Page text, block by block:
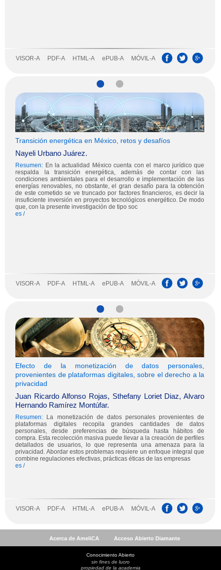
Acerca de AmeliCA Acceso Abierto Diamante
Conocimiento Abierto
sin fines de lucro
propiedad de la academia